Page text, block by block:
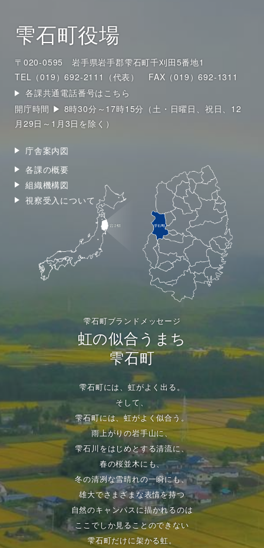
雫石町役場
〒020-0595 岩手県岩手郡雫石町千刈田5番地1
TEL（019）692-2111（代表）
FAX（019）692-1311
各課共通電話番号はこちら
開庁時間 ▶ 8時30分～17時15分（土・日曜日、祝日、12
月29日～1月3日を除く）
庁舎案内図
各課の概要
組織機構図
視察受入について
雫石町ブランドメッセージ
虹の似合うまち
雫石町
雫石町には、虹がよく出る。
そして、
雫石町には、虹がよく似合う。
雨上がりの岩手山に、
雫石川をはじめとする清流に、
春の桜並木にも、
冬の清冽な雪晴れの一瞬にも、
雄大でさまざまな表情を持つ
自然のキャンパスに描かれるのは
ここでしか見ることのできない
雫石町だけに架かる虹。